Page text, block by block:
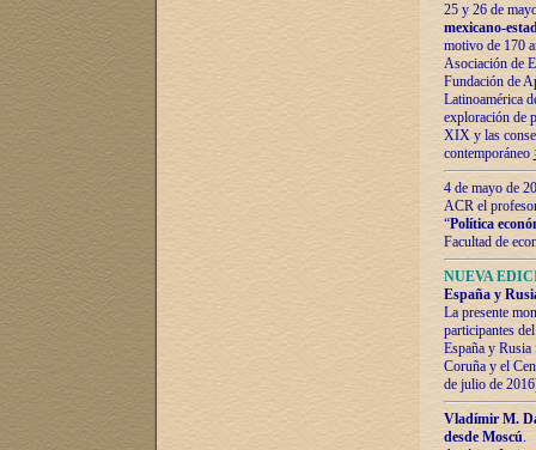
25 y 26 de
mexicano-
motivo de 170
Asociación de
Fundación de
Latinoamérica
exploración de
XIX y las
contemporáneo
4 de mayo de
ACR el
“Política
Facultad de
NUEVA
España y
La presente
participantes
España y
Coruña y el
de julio de
Vladímir М.
desde Moscú.